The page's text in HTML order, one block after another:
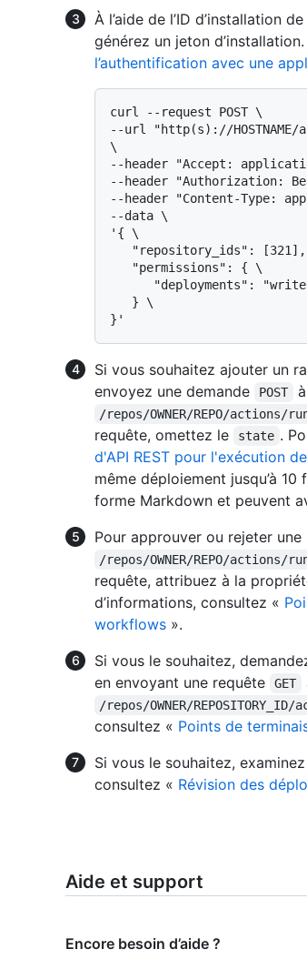
À l’aide de l’ID d’installation
générez un jeton
l’authentification avec une
curl --request POST \
--url "http(s)://HOSTNAME/
\
--header "Accept:
--header "Authorization:
--header "Content-Type:
--data \
'{ \
Si vous souhaitez ajouter un
envoyez une demande
POST à
/repos/OWNER/REPO/actions/
requête, omettez le
state .
d'API REST pour l'exécution
même déploiement jusqu’à
forme Markdown et peuvent
Pour approuver ou rejeter
/repos/OWNER/REPO/actions/
requête, attribuez à la
d’informations, consultez «
workflows ».
Si vous le souhaitez,
en envoyant une requête
GET
/repos/OWNER/
consultez « Points de
Si vous le souhaitez,
consultez « Révision des
Aide et support
Encore besoin d’aide ?